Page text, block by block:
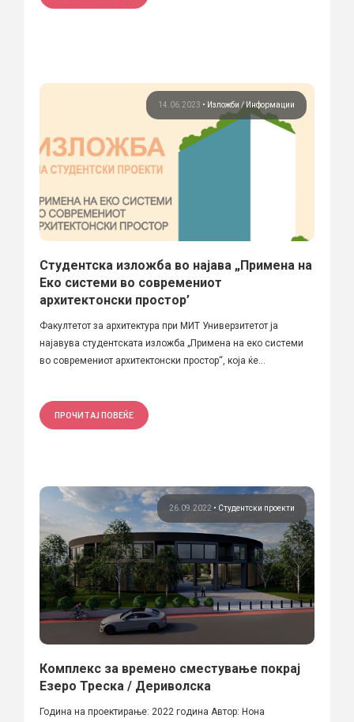
14.06.2023 • Изложби Информации
Студентска изложба во најава „Примена на
Еко системи во современиот
архитектонски простор’
Факултетот за архитектура при МИТ Универзитетот ја
најавува студентската изложба „Примена на еко системи
во современиот архитектонски простор“, која ќе...
ПРОЧИТАЈ ПОВЕЌЕ
26.09.2022 • Студентски проекти
Комплекс за времено сместување покрај
Езеро Треска / Дериволска
Година на проектирање: 2022 година Автор: Нона